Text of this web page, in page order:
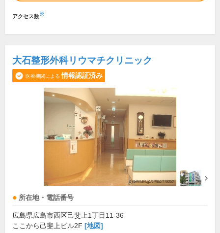
アクセス数※
大石整形外科リウマチクリニック
医療機関による 情報認証済み
所在地・電話番号
広島県広島市西区己斐上1丁目11-36
ここから己斐上ビル2F [地図]